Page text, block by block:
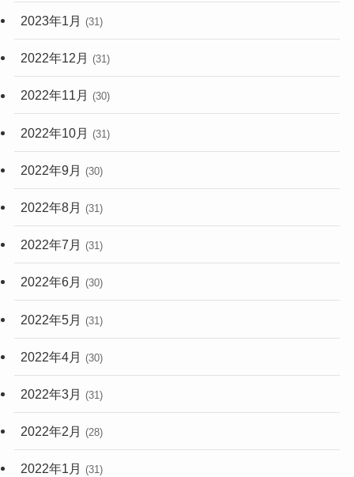
2023年1月 (31)
2022年12月 (31)
2022年11月 (30)
2022年10月 (31)
2022年9月 (30)
2022年8月 (31)
2022年7月 (31)
2022年6月 (30)
2022年5月 (31)
2022年4月 (30)
2022年3月 (31)
2022年2月 (28)
2022年1月 (31)